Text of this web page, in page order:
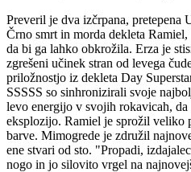
Preveril je dva izčrpana, pretepena
Črno smrt in morda dekleta
da bi ga lahko obkrožila. Erza je
zgrešeni učinek stran od levega
priložnostjo iz dekleta Day
SSSSS so sinhronizirali svoje
levo energijo v svojih rokavicah,
eksplozijo. Ramiel je sprožil veliko
barve. Mimogrede je združil
ene stvari od sto. "Propadi,
nogo in jo silovito vrgel na